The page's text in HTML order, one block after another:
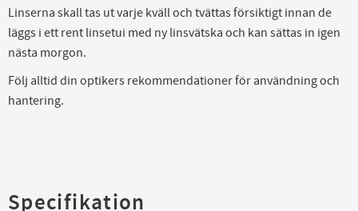
Linserna skall tas ut varje kväll och tvättas försiktigt innan de
läggs i ett rent linsetui med ny linsvätska och kan sättas in igen
nästa morgon.
Följ alltid din optikers rekommendationer för användning och
hantering.
Specifikation